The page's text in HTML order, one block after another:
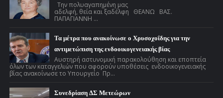
Την πολυαγαπημένη μας
αδελφή, θεία και ξαδέλφη ΘΕΑΝΩ ΒΑΣ.
ΠΑΠΑΓΙΑΝΝΗ ...
Τα μέτρα που ανακοίνωσε ο Χρυσοχοΐδης για την
αντιμετώπιση της ενδοοικογενειακής βίας
Αυστηρή αστυνομική παρακολούθηση και εποπτεία
όλων των καταγγελιών που αφορούν υποθέσεις ενδοοικογενειακής
βίας ανακοίνωσε το Υπουργείο Πρ...
Συνεδρίαση ΔΣ Μετεώρων